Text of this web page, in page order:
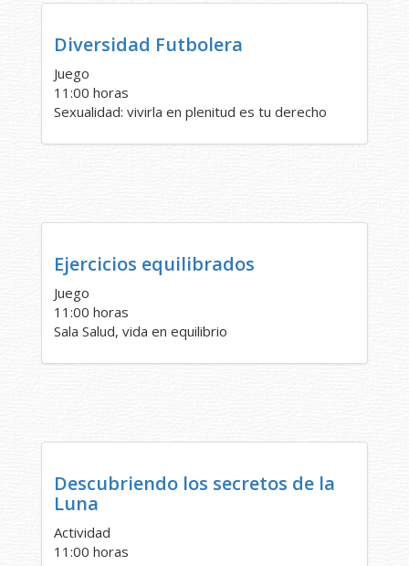
Diversidad Futbolera
Juego
11:00 horas
Sexualidad: vivirla en plenitud es tu derecho
Ejercicios equilibrados
Juego
11:00 horas
Sala Salud, vida en equilibrio
Descubriendo los secretos de la
Luna
Actividad
11:00 horas